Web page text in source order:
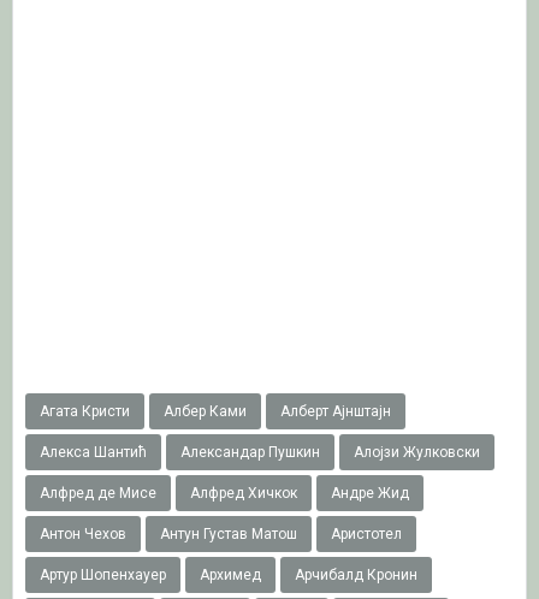
Агата Кристи Албер Ками Алберт Ајнштајн
Алекса Шантић Александар Пушкин Алојзи Жулковски
Алфред де Мисе Алфред Хичкок Андре Жид
Антон Чехов Антун Густав Матош Аристотел
Артур Шопенхауер Архимед Арчибалд Кронин